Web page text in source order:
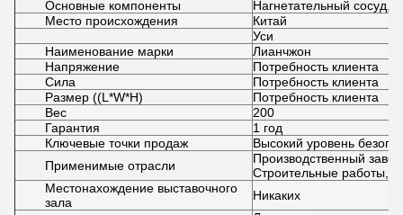
Основные компоненты
Нагнетательный сосуд,
Место происхождения
Китай
Уси
Наименование марки
Лианчжон
Напряжение
Потребность клиента
Сила
Потребность клиента
Размер ((L*W*H)
Потребность клиента
Вес
200
Гарантия
1 год
Ключевые точки продаж
Высокий уровень
Применимые отрасли
Производственный
Строительные работы,
Местонахождение выставочного
зала
Никаких